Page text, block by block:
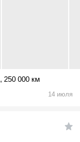
, 250 000 км
14 июля